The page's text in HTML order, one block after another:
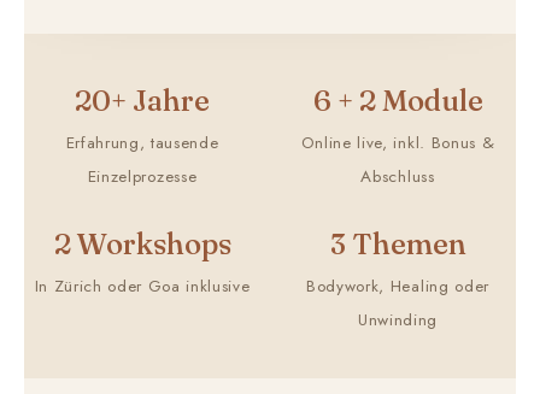
20+ Jahre
Erfahrung, tausende
Einzelprozesse
6 + 2 Module
Online live, inkl. Bonus &
Abschluss
2 Workshops
In Zürich oder Goa inklusive
3 Themen
Bodywork, Healing oder
Unwinding